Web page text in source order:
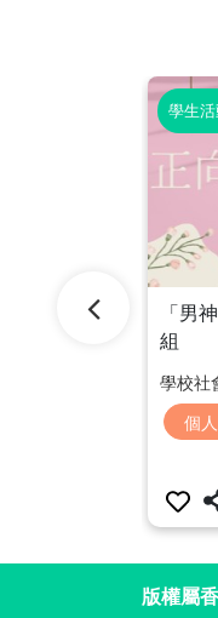
學生
「男
組
學校社
個
版權屬